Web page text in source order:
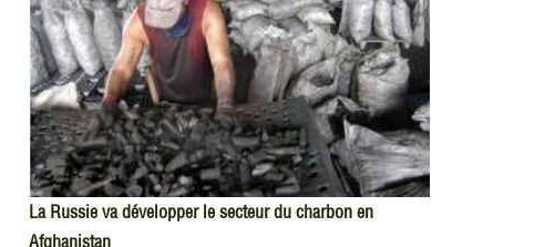
La Russie va développer le secteur du charbon en
Afghanistan